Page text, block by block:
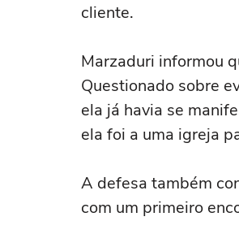
cliente.
Marzaduri informou
Questionado sobre
ela já havia se
ela foi a uma igreja
A defesa também
com um primeiro